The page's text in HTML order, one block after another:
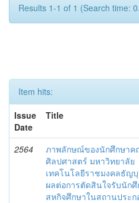
Results 1-1 of 1 (Search time:
Item hits:
Issue
Date
Title
2564
ภาพลักษณ์ของนักศึกษาค
ศิลปศาสตร์ มหาวิทยาลัย
เทคโนโลยีราชมงคลธัญ
ผลต่อการตัดสินใจรับนักศึ
สหกิจศึกษาในสถานประก